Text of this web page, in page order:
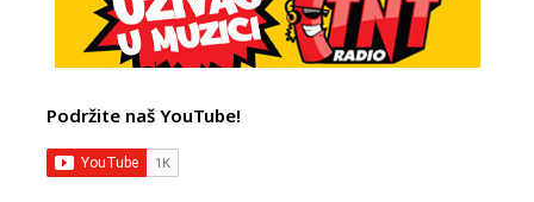
Podržite naš YouTube!